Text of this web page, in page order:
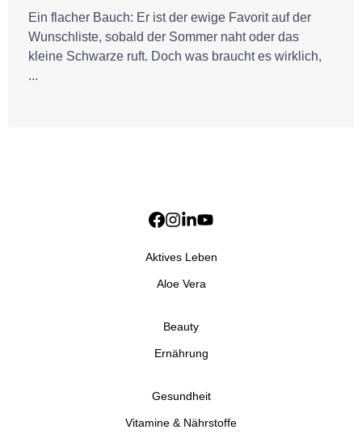
Ein flacher Bauch: Er ist der ewige Favorit auf der
Wunschliste, sobald der Sommer naht oder das
kleine Schwarze ruft. Doch was braucht es wirklich,
...
Aktives Leben
Aloe Vera
Beauty
Ernährung
Gesundheit
Vitamine & Nährstoffe